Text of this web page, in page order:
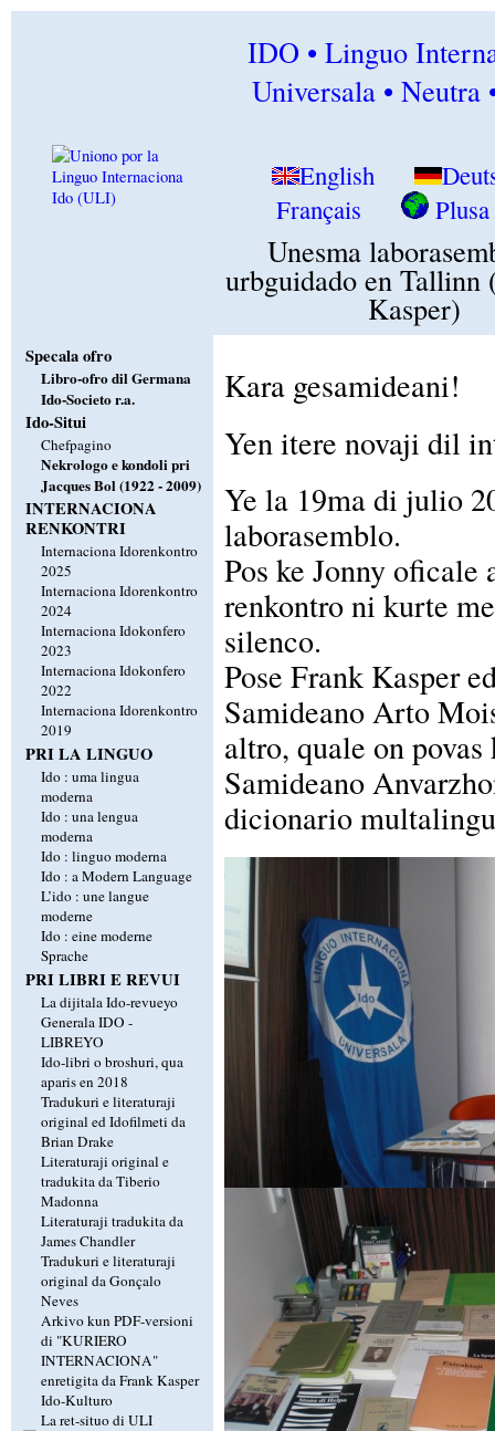
IDO • Linguo
Universala • Neutra
English
Français
Unesma
urbguidado en Tallinn
Kasper)
Specala ofro
Libro-ofro dil Germana
Ido-Societo r.a.
Ido-Situi
Chefpagino
Nekrologo e kondoli pri
Jacques Bol (1922 - 2009)
INTERNACIONA
RENKONTRI
Internaciona Idorenkontro
2025
Internaciona Idorenkontro
2024
Internaciona Idokonfero
2023
Internaciona Idokonfero
2022
Internaciona Idorenkontro
2019
PRI LA LINGUO
Ido : uma lingua
moderna
Ido : una lengua
moderna
Ido : linguo moderna
Ido : a Modern Language
L’ido : une langue
moderne
Ido : eine moderne
Sprache
PRI LIBRI E REVUI
La dijitala Ido-revueyo
Generala IDO -
LIBREYO
Ido-libri o broshuri, qua
aparis en 2018
Tradukuri e literaturaji
original ed Idofilmeti da
Brian Drake
Literaturaji original e
tradukita da Tiberio
Madonna
Literaturaji tradukita da
James Chandler
Tradukuri e literaturaji
original da Gonçalo
Neves
Arkivo kun PDF-versioni
di "KURIERO
INTERNACIONA"
enretigita da Frank Kasper
Ido-Kulturo
La ret-situo di ULI
Kara gesamideani!
Yen itere novaji dil
Ye la 19ma di julio
laborasemblo.
Pos ke Jonny
renkontro ni kurte
silenco.
Pose Frank Kasper
Samideano Arto
altro, quale on
Samideano
dicionario